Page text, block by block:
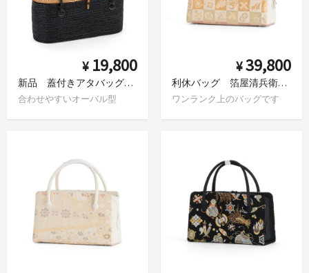
¥ 19,800
新品 蓋付きアタバッグ ツートンカラー 黒
合わせやすいオーバル型
¥39,800
利休バッグ 箔屋清兵衛 市松に宝尽くし
ワンランク上のバッグです